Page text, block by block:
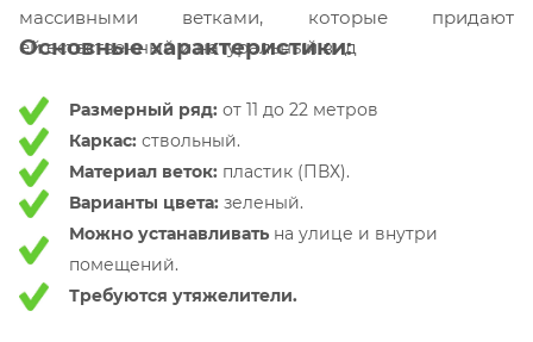
массивными ветками, которые придают
ей естественный и натуральный вид
Основные характеристики:
Размерный ряд: от 11 до 22 метров
Каркас: ствольный.
Материал веток: пластик (ПВХ).
Варианты цвета: зеленый.
Можно устанавливать на улице и внутри
помещений.
Требуются утяжелители.